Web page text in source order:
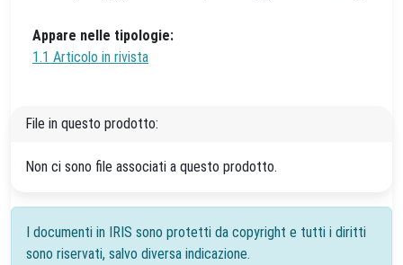
Appare nelle tipologie:
1.1 Articolo in rivista
File in questo prodotto:
Non ci sono file associati a questo prodotto.
I documenti in IRIS sono protetti da copyright e tutti i diritti
sono riservati, salvo diversa indicazione.